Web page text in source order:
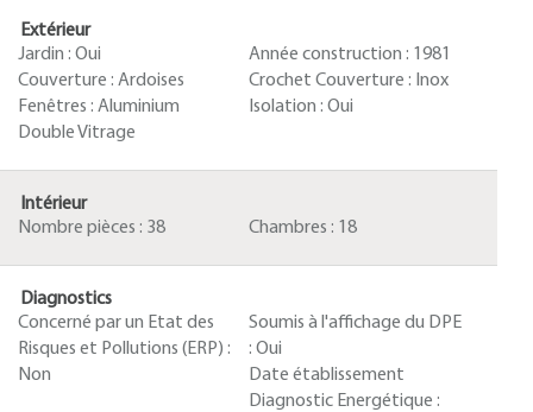
Extérieur
Jardin : Oui Année construction : 1981
Couverture : Ardoises Crochet Couverture : Inox
Fenêtres : Aluminium
Double Vitrage
Isolation : Oui
Intérieur
Nombre pièces : 38 Chambres : 18
Diagnostics
Concerné par un Etat des
Risques et Pollutions (ERP) :
Non
Soumis à l'affichage du DPE
: Oui
Date établissement
Diagnostic Energétique :